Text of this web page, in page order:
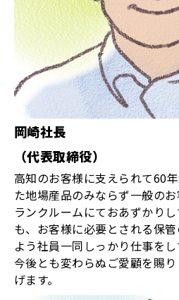
岡崎社長
（代表取締役）
高知のお客様に支えられて60
た地場産品のみならず一般の
ランクルームにておあずかり
も、お客様に必要とされる保
よう社員一同しっかり仕事をし
今後とも変わらぬご愛顧を賜
げます。